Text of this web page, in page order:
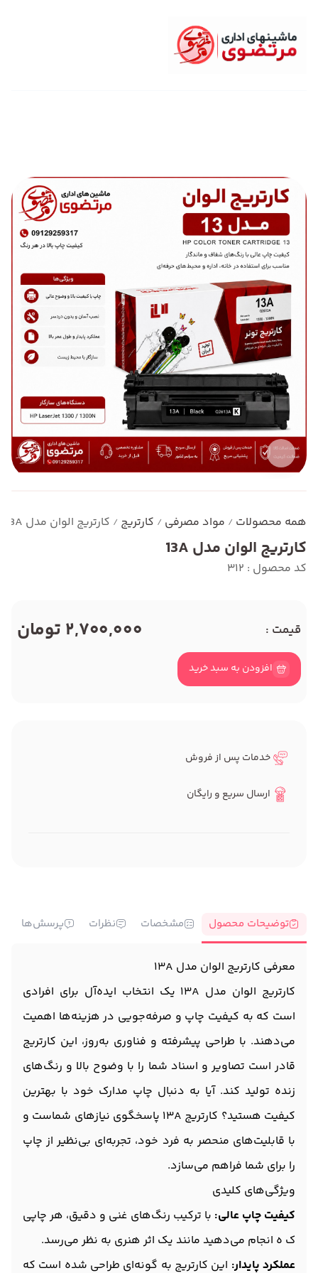
همه محصولات / مواد مصرفی / کارتریج / کارتریج الوان مدل 13A
کارتریج الوان مدل 13A
کد محصول : 312
قیمت : 2,700,000 تومان
افزودن به سبد خرید
خدمات پس از فروش
ارسال سریع و رایگان
توضیحات محصول مشخصات نظرات پرسش‌ها
معرفی کارتریج الوان مدل 13A
کارتریج الوان مدل 13A یک انتخاب ایده‌آل برای افرادی
است که به کیفیت چاپ و صرفه‌جویی در هزینه‌ها اهمیت
می‌دهند. با طراحی پیشرفته و فناوری به‌روز، این کارتریج
قادر است تصاویر و اسناد شما را با وضوح بالا و رنگ‌های
زنده تولید کند. آیا به دنبال چاپ مدارک خود با بهترین
کیفیت هستید؟ کارتریج 13A پاسخگوی نیازهای شماست و
با قابلیت‌های منحصر به فرد خود، تجربه‌ای بی‌نظیر از چاپ
را برای شما فراهم می‌سازد.
ویژگی‌های کلیدی
کیفیت چاپ عالی: با ترکیب رنگ‌های غنی و دقیق، هر چاپی
ک ه انجام می‌دهید مانند یک اثر هنری به نظر می‌رسد.
عملکرد پایدار: این کارتریج به گونه‌ای طراحی شده است که